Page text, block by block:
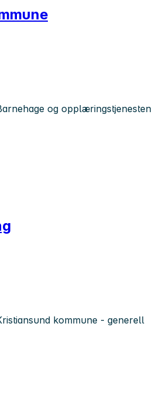
og opplæringstjenesten
kommune - generell